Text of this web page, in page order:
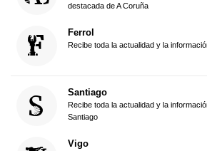
destacada de A Coruña
Ferrol
Recibe toda la actualidad y la
Santiago
Recibe toda la actualidad y la
Santiago
Vigo